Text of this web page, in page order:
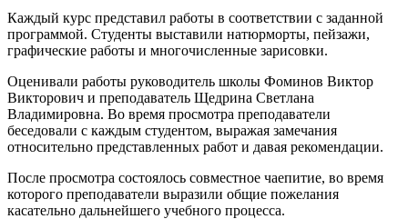
Каждый курс представил работы в соответствии с заданной
программой. Студенты выставили натюрморты, пейзажи,
графические работы и многочисленные зарисовки.
Оценивали работы руководитель школы Фоминов Виктор
Викторович и преподаватель Щедрина Светлана
Владимировна. Во время просмотра преподаватели
беседовали с каждым студентом, выражая замечания
относительно представленных работ и давая рекомендации.
После просмотра состоялось совместное чаепитие, во время
которого преподаватели выразили общие пожелания
касательно дальнейшего учебного процесса.